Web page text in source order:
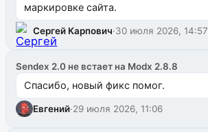
маркировке сайта.
Сергей Карпович·30 июля 2026, 14:57
Sendex 2.0 не встает на Modx 2.8.8
Спасибо, новый фикс помог.
Евгений·29 июля 2026, 11:06